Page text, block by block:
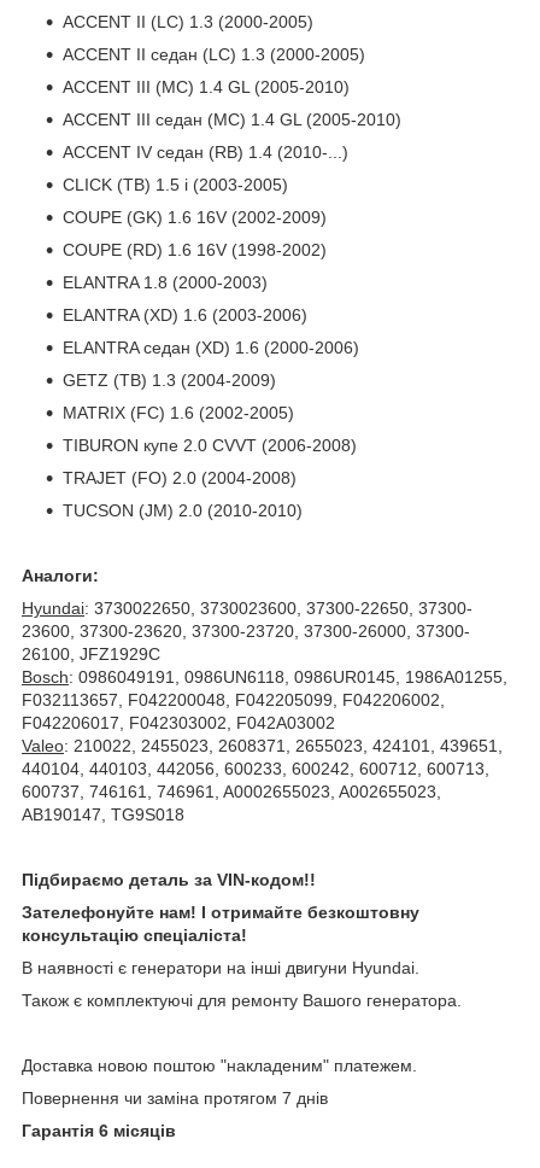
ACCENT II (LC) 1.3 (2000-2005)
ACCENT II седан (LC) 1.3 (2000-2005)
ACCENT III (MC) 1.4 GL (2005-2010)
ACCENT III седан (MC) 1.4 GL (2005-2010)
ACCENT IV седан (RB) 1.4 (2010-...)
CLICK (TB) 1.5 i (2003-2005)
COUPE (GK) 1.6 16V (2002-2009)
COUPE (RD) 1.6 16V (1998-2002)
ELANTRA 1.8 (2000-2003)
ELANTRA (XD) 1.6 (2003-2006)
ELANTRA седан (XD) 1.6 (2000-2006)
GETZ (TB) 1.3 (2004-2009)
MATRIX (FC) 1.6 (2002-2005)
TIBURON купе 2.0 CVVT (2006-2008)
TRAJET (FO) 2.0 (2004-2008)
TUCSON (JM) 2.0 (2010-2010)
Аналоги:
Hyundai: 3730022650, 3730023600, 37300-22650, 37300-
23600, 37300-23620, 37300-23720, 37300-26000, 37300-
26100, JFZ1929C
Bosch: 0986049191, 0986UN6118, 0986UR0145, 1986A01255,
F032113657, F042200048, F042205099, F042206002,
F042206017, F042303002, F042A03002
Valeo: 210022, 2455023, 2608371, 2655023, 424101, 439651,
440104, 440103, 442056, 600233, 600242, 600712, 600713,
600737, 746161, 746961, A0002655023, A002655023,
AB190147, TG9S018
Підбираємо деталь за VIN-кодом!!
Зателефонуйте нам! І отримайте безкоштовну
консультацію спеціаліста!
В наявності є генератори на інші двигуни Hyundai.
Також є комплектуючі для ремонту Вашого генератора.
Доставка новою поштою "накладеним" платежем.
Повернення чи заміна протягом 7 днів
Гарантія 6 місяців